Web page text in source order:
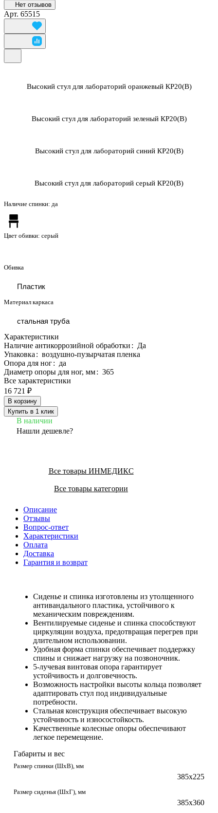
Нет отзывов
Арт. 65515
Высокий стул для лабораторий оранжевый КР20(В)
Высокий стул для лабораторий зеленый КР20(В)
Высокий стул для лабораторий синий КР20(В)
Высокий стул для лабораторий серый КР20(В)
Наличие спинки: да
Цвет обивки: серый
Обивка
Пластик
Материал каркаса
стальная труба
Характеристики
Наличие антикоррозийной обработки : Да
Упаковка: воздушно-пузырчатая пленка
Опора для ног: да
Диаметр опоры для ног, мм: 365
Все характеристики
16 721 ₽
В корзину
Купить в 1 клик
В наличии
Нашли дешевле?
Все товары ИНМЕДИКС
Все товары категории
Описание
Отзывы
Вопрос-ответ
Характеристики
Оплата
Доставка
Гарантия и возврат
Сиденье и спинка изготовлены из утолщенного
антивандального пластика, устойчивого к
механическим повреждениям.
Вентилируемые сиденье и спинка способствуют
циркуляции воздуха, предотвращая перегрев при
длительном использовании.
Удобная форма спинки обеспечивает поддержку
спины и снижает нагрузку на позвоночник.
5-лучевая винтовая опора гарантирует
устойчивость и долговечность.
Возможность настройки высоты кольца позволяет
адаптировать стул под индивидуальные
потребности.
Стальная конструкция обеспечивает высокую
устойчивость и износостойкость.
Качественные колесные опоры обеспечивают
легкое перемещение.
Габариты и вес
Размер спинки (ШxВ), мм
385х225
Размер сиденья (ШxГ), мм
385х360